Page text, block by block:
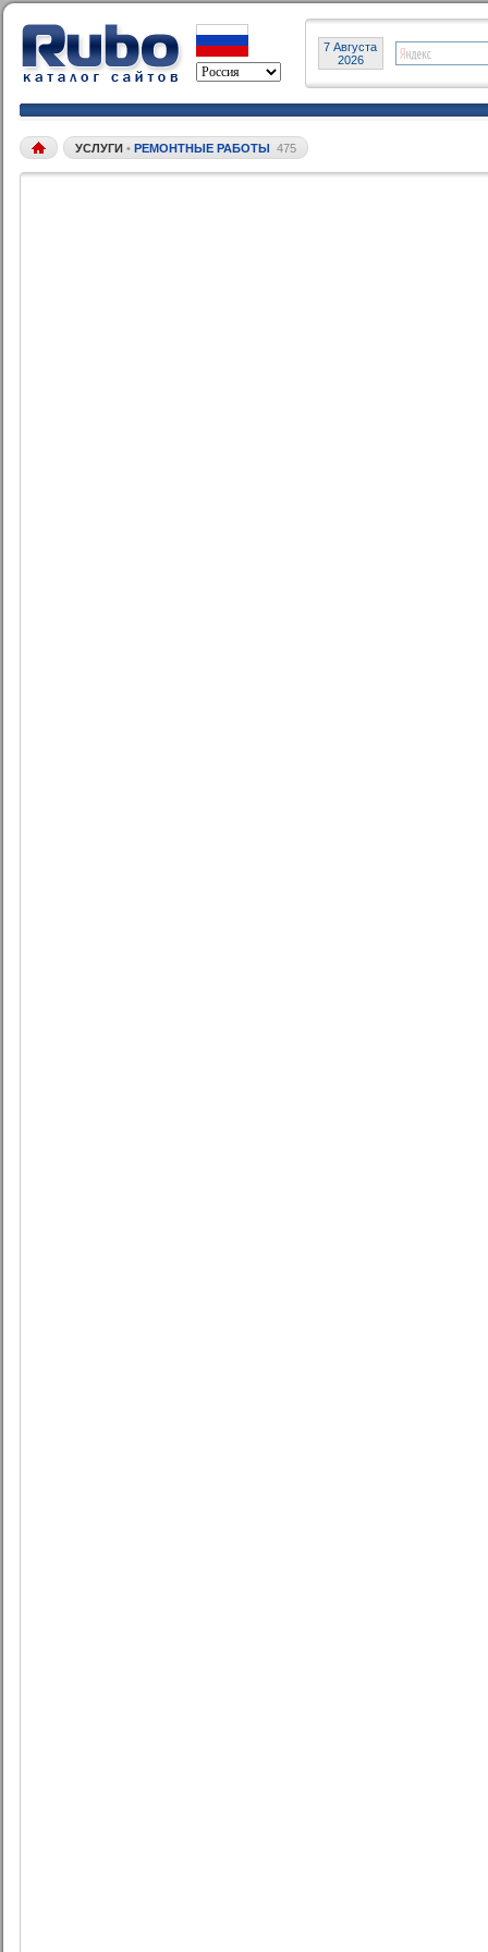
7 Августа
2026
УСЛУГИ • РЕМОНТНЫЕ РАБОТЫ 475